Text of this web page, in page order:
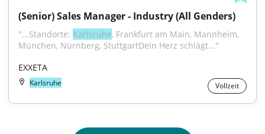
(Senior) Sales Manager - Industry (All Genders)
"...Standorte: Karlsruhe, Frankfurt am Main, Mannheim,
München, Nürnberg, StuttgartDein Herz schlägt..."
EXXETA
Karlsruhe Vollzeit